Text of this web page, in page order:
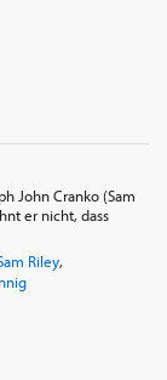
John Cranko (Sam
er nicht, dass
Riley,